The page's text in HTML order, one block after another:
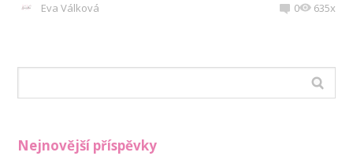
Eva Válková 0 635x
Nejnovější příspěvky